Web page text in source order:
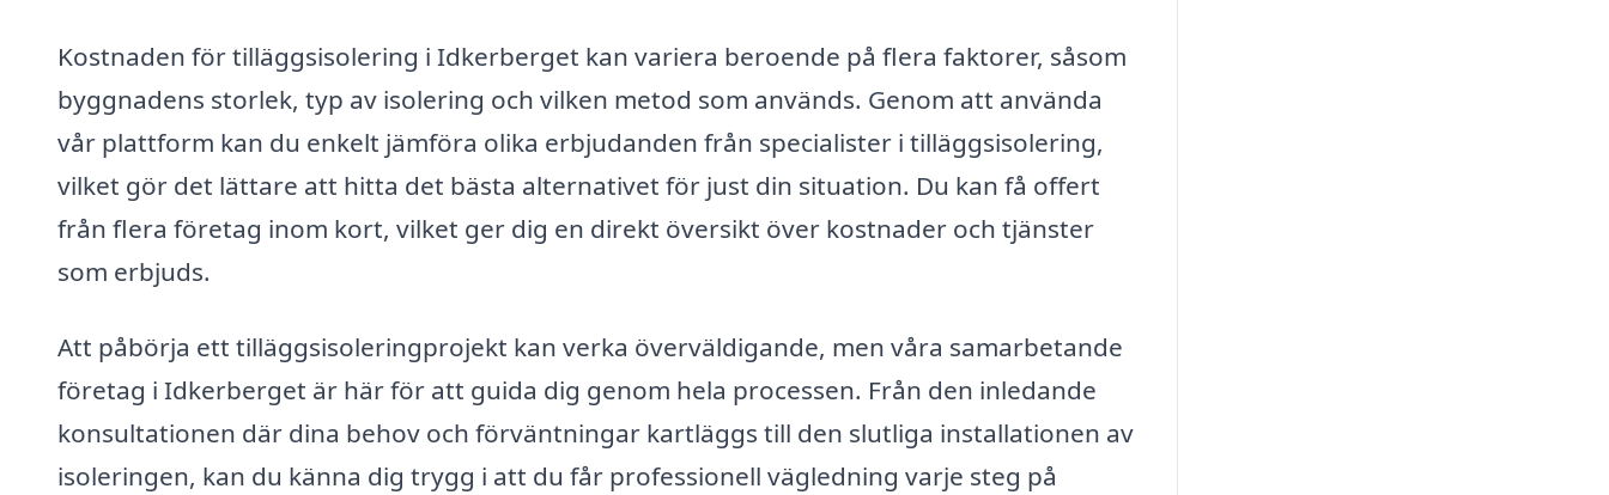
Kostnaden för tilläggsisolering i Idkerberget kan variera beroende på flera faktorer, såsom
byggnadens storlek, typ av isolering och vilken metod som används. Genom att använda
vår plattform kan du enkelt jämföra olika erbjudanden från specialister i tilläggsisolering,
vilket gör det lättare att hitta det bästa alternativet för just din situation. Du kan få offert
från flera företag inom kort, vilket ger dig en direkt översikt över kostnader och tjänster
som erbjuds.
Att påbörja ett tilläggsisoleringprojekt kan verka överväldigande, men våra samarbetande
företag i Idkerberget är här för att guida dig genom hela processen. Från den inledande
konsultationen där dina behov och förväntningar kartläggs till den slutliga installationen av
isoleringen, kan du känna dig trygg i att du får professionell vägledning varje steg på